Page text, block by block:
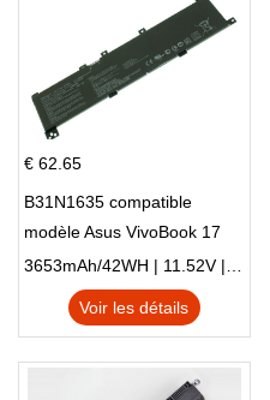
€ 62.65
B31N1635 compatible
modèle Asus VivoBook 17
X705NC X705UA X705UV
X705UN X705UD
3653mAh/42WH | 11.52V | Li-ion ...
Voir les détails